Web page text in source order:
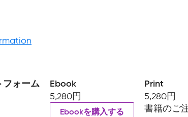
フォーム Ebook
5,280円
Ebookを購入する
Print
5,280円
書籍のご